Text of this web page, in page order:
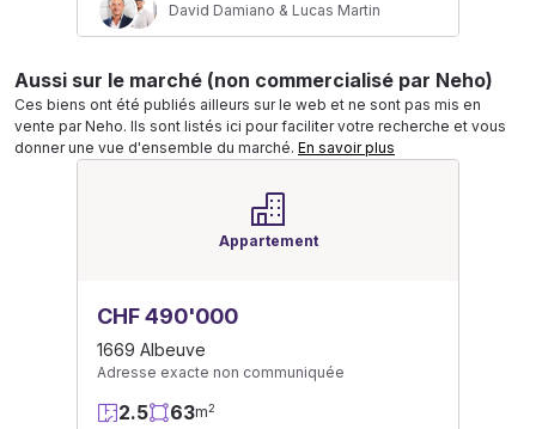
David Damiano & Lucas Martin
Aussi sur le marché (non commercialisé par Neho)
Ces biens ont été publiés ailleurs sur le web et ne sont pas mis en
vente par Neho. Ils sont listés ici pour faciliter votre recherche et vous
donner une vue d'ensemble du marché. En savoir plus
Appartement
CHF 490'000
1669 Albeuve
Adresse exacte non communiquée
2.5 63m2